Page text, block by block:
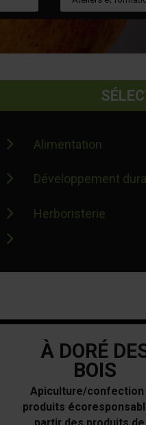
Alimentation
Développement
Herboristerie
À DORÉ
BOIS
Apiculture/confection
produits